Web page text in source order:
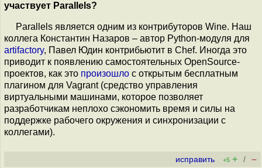
участвует Parallels?
Parallels является одним из контрибуторов Wine. Наш
коллега Константин Назаров – автор Python-модуля для
artifactory, Павел Юдин контрибьютит в Chef. Иногда это
приводит к появлению самостоятельных OpenSource-
проектов, как это произошло с открытым бесплатным
плагином для Vagrant (средство управления
виртуальными машинами, которое позволяет
разработчикам неплохо сэкономить время и силы на
поддержке рабочего окружения и синхронизации с
коллегами).
исправить +5 + / –